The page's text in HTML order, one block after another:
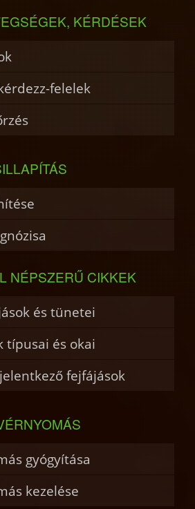
KÉRDÉSEK
felelek
NÉPSZERŰ CIKKEK
és tünetei
típusai és okai
fejfájások
gyógyítása
kezelése